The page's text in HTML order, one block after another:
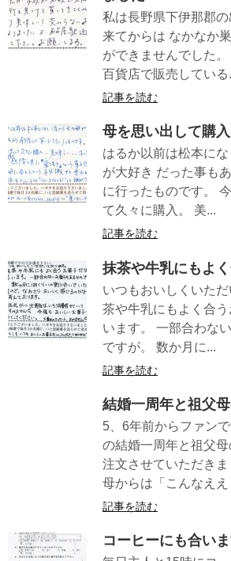
私は長野県下伊那郡
来てからは なかなか
ができませんでした
百貨店で販売している
記事を読む
母を思い出して購入
はるか以前は松本に
が大好き だった事も
に行ったものです。
て久々に購入。 美...
記事を読む
抹茶や牛乳にもよ
いつもおいしくいた
茶や牛乳にもよく合
います。 一部合わな
ですが。 数か月に...
記事を読む
結婚一周年と祖父
5、6年前からファン
の結婚一周年と祖父
注文させていただき
母からは「こんなええ
記事を読む
コーヒーにも合い